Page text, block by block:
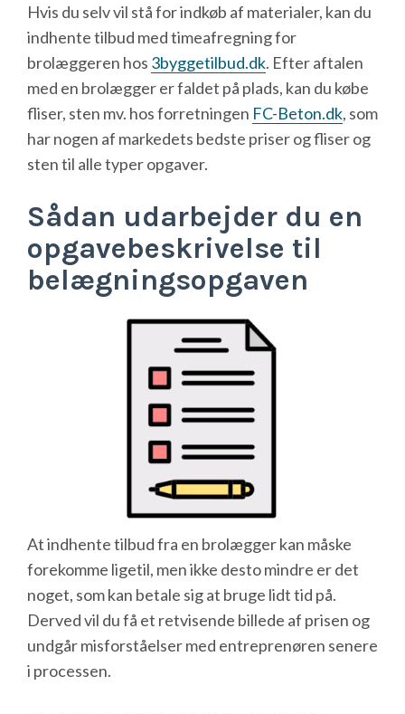
Hvis du selv vil stå for indkøb af materialer, kan du
indhente tilbud med timeafregning for
brolæggeren hos 3byggetilbud.dk. Efter aftalen
med en brolægger er faldet på plads, kan du købe
fliser, sten mv. hos forretningen FC-Beton.dk, som
har nogen af markedets bedste priser og fliser og
sten til alle typer opgaver.
Sådan udarbejder du en
opgavebeskrivelse til
belægningsopgaven
At indhente tilbud fra en brolægger kan måske
forekomme ligetil, men ikke desto mindre er det
noget, som kan betale sig at bruge lidt tid på.
Derved vil du få et retvisende billede af prisen og
undgår misforståelser med entreprenøren senere
i processen.